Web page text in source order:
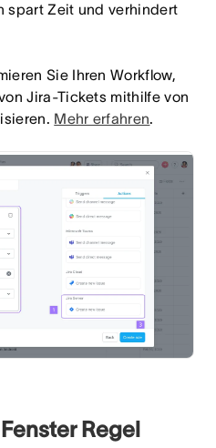
spart Zeit und verhindert
Sie Ihren Workflow,
Jira-Tickets mithilfe von
Mehr erfahren.
Regel